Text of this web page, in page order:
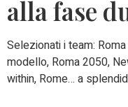
alla fase
Selezionati i team:
modello, Roma 2050,
within, Rome… a